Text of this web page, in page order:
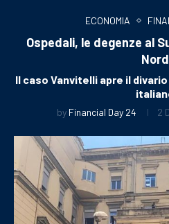
ECONOMIA
Ospedali, le degenze al
Nord
Il caso Vanvitelli apre il
by Financial Day 24 2